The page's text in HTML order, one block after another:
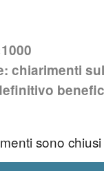
chiarimenti
sono chiusi